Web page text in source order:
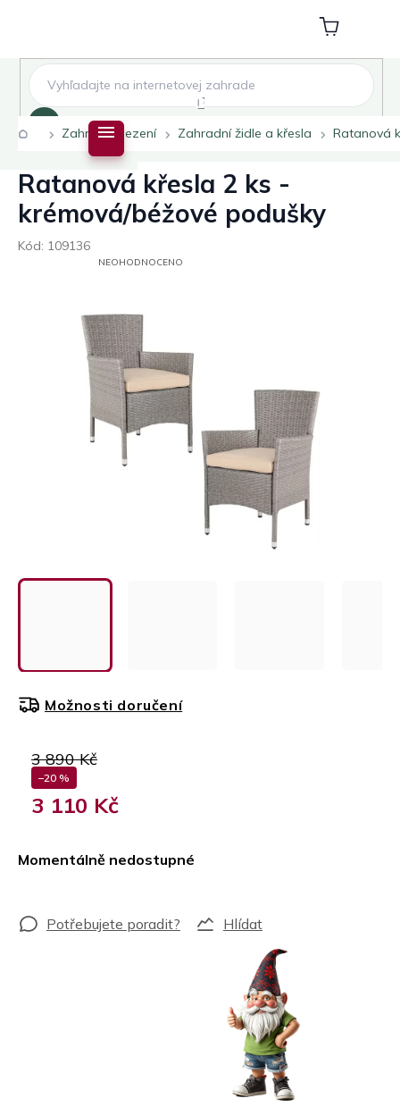
Nákupní
košík
DomůZahradní sezení Zahradní židle a křesla Ratanová
Ratanová křesla 2 ks -
krémová/béžové podušky
Kód: 109136
PRŮMĚRNÉ
HVĚZDIČEK.
NEOHODNOCENO
3 890 Kč
–20 %
3 110 Kč
Momentálně nedostupné
Možnosti doručení
Hlídat